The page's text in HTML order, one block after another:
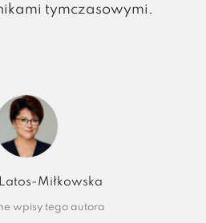
tymczasowymi.
Miłkowska
wpisy tego autora